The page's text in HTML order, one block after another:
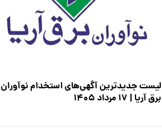
لیست جدیدترین آگهی‌های استخدام نوآوران
برق آریا | ۱۷ مرداد ۱۴۰۵